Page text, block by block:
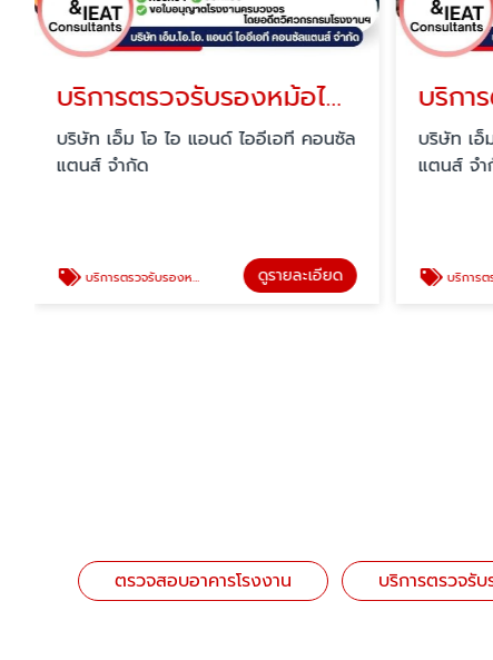
บริการตรวจรับรองหม้อไอน้ำ (BOILER)
บริษัท เอ็ม โอ ไอ แอนด์ ไออีเอที คอนซัล
แตนส์ จำกัด
บริการตรวจรับรองหม้อไอน้ำ (BOILER) ดูรายละเอียด
บริษัท เอ็
แตนส์ จำ
บริการตรวจส
ตรวจสอบอาคารโรงงาน บริการตรวจรั